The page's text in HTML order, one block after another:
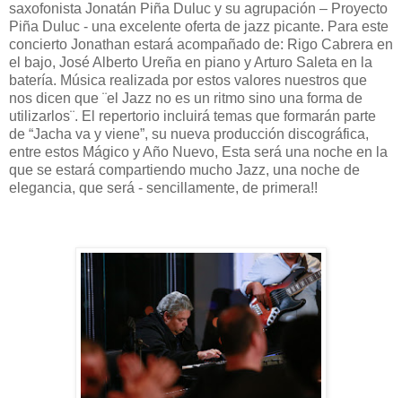
saxofonista Jonatán Piña Duluc y su agrupación – Proyecto
Piña Duluc - una excelente oferta de jazz picante. Para este
concierto Jonathan estará acompañado de: Rigo Cabrera en
el bajo, José Alberto Ureña en piano y Arturo Saleta en la
batería. Música realizada por estos valores nuestros que
nos dicen que ¨el Jazz no es un ritmo sino una forma de
utilizarlos¨. El repertorio incluirá temas que formarán parte
de “Jacha va y viene”, su nueva producción discográfica,
entre estos Mágico y Año Nuevo, Esta será una noche en la
que se estará compartiendo mucho Jazz, una noche de
elegancia, que será - sencillamente, de primera!!